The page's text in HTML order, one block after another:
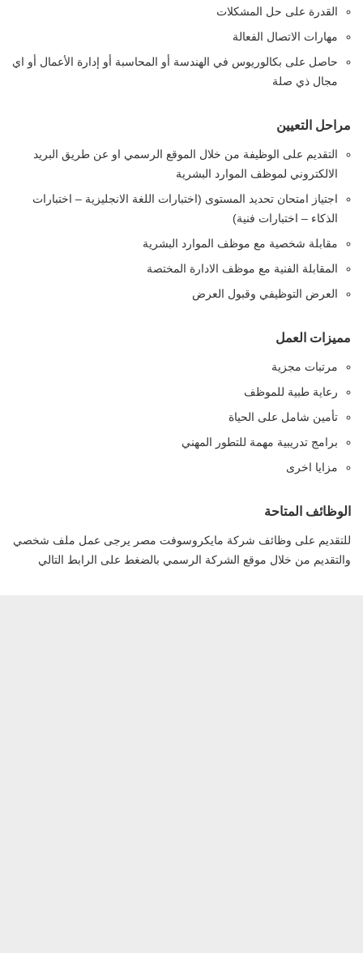
القدرة على حل المشكلات
مهارات الاتصال الفعالة
حاصل على بكالوريوس في الهندسة أو المحاسبة أو إدارة الأعمال أو اي
مجال ذي صلة
مراحل التعيين
التقديم على الوظيفة من خلال الموقع الرسمي او عن طريق البريد
الالكتروني لموظف الموارد البشرية
اجتياز امتحان تحديد المستوى (اختبارات اللغة الانجليزية – اختبارات
الذكاء – اختبارات فنية)
مقابلة شخصية مع موظف الموارد البشرية
المقابلة الفنية مع موظف الادارة المختصة
العرض التوظيفي وقبول العرض
مميزات العمل
مرتبات مجزية
رعاية طبية للموظف
تأمين شامل على الحياة
برامج تدريبية مهمة للتطور المهني
مزايا اخرى
الوظائف المتاحة
للتقديم على وظائف شركة مايكروسوفت مصر يرجى عمل ملف شخصي
والتقديم من خلال موقع الشركة الرسمي بالضغط على الرابط التالي